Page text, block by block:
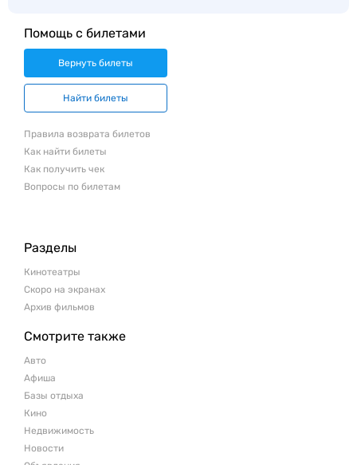
Помощь с билетами
Вернуть билеты
Найти билеты
Правила возврата билетов
Как найти билеты
Как получить чек
Вопросы по билетам
Разделы
Кинотеатры
Скоро на экранах
Архив фильмов
Смотрите также
Авто
Афиша
Базы отдыха
Кино
Недвижимость
Новости